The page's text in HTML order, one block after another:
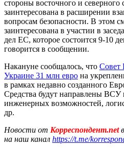
стороны восточного и северного
заинтересована в расширении
вопросам безопасности. В этом
заинтересована в участии в
дел ЕС, которое состоится 9-10
говорится в сообщении.
Накануне сообщалось, что Совет
Украине 31 млн евро на
в рамках недавно созданного
Средства будут направлены ВСУ
инженерных возможностей,
др.
Новости от Корреспондент.net
на наш канал https://t.me/